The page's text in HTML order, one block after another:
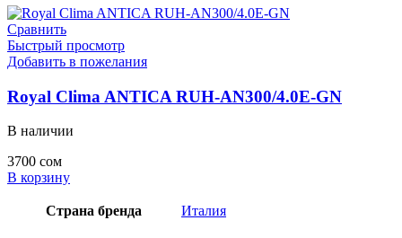
Сравнить
Быстрый просмотр
Добавить в пожелания
Royal Clima ANTICA RUH-AN300/4.0E-GN
В наличии
3700 сом
В корзину
Страна бренда Италия